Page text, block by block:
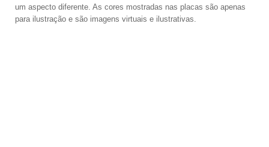
um aspecto diferente. As cores mostradas nas placas são apenas
para ilustração e são imagens virtuais e ilustrativas.